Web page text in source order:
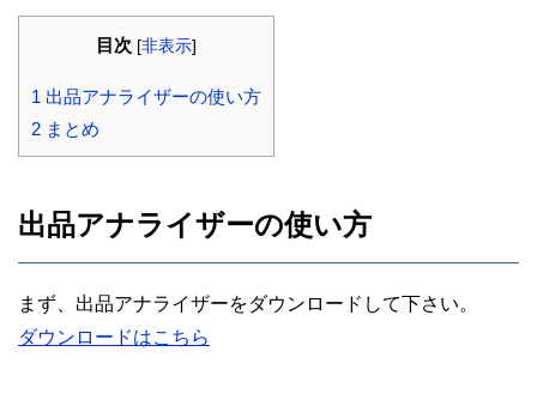
目次 [非表示]
1 出品アナライザーの使い方
2 まとめ
出品アナライザーの使い方
まず、出品アナライザーをダウンロードして下さい。
ダウンロードはこちら